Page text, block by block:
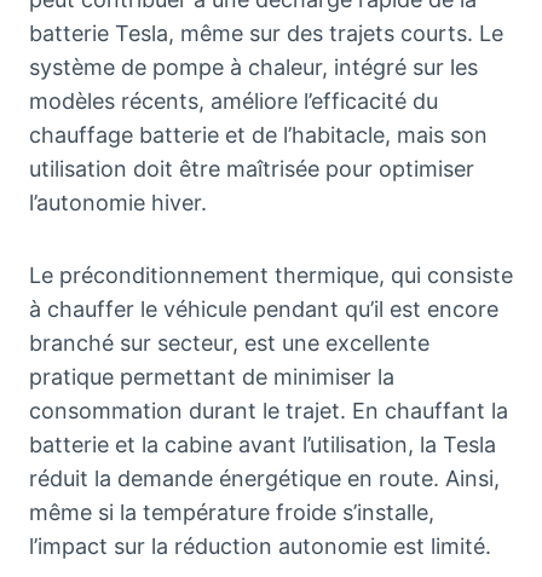
batterie Tesla, même sur des trajets courts. Le
système de pompe à chaleur, intégré sur les
modèles récents, améliore l’efficacité du
chauffage batterie et de l’habitacle, mais son
utilisation doit être maîtrisée pour optimiser
l’autonomie hiver.
Le préconditionnement thermique, qui consiste
à chauffer le véhicule pendant qu’il est encore
branché sur secteur, est une excellente
pratique permettant de minimiser la
consommation durant le trajet. En chauffant la
batterie et la cabine avant l’utilisation, la Tesla
réduit la demande énergétique en route. Ainsi,
même si la température froide s’installe,
l’impact sur la réduction autonomie est limité.